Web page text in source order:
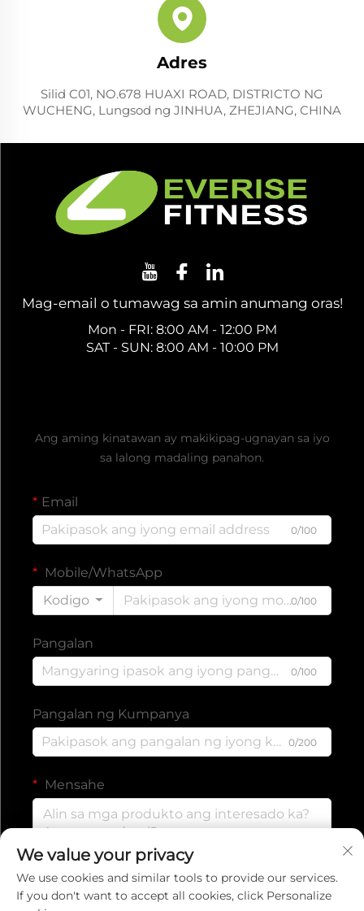
Adres
Silid C01, NO.678 HUAXI ROAD, DISTRICTO NG
WUCHENG, Lungsod ng JINHUA, ZHEJIANG, CHINA
Mag-email o tumawag sa amin anumang oras!
Mon - FRI: 8:00 AM - 12:00 PM
SAT - SUN: 8:00 AM - 10:00 PM
Ang aming kinatawan ay makikipag-ugnayan sa iyo
sa lalong madaling panahon.
Email
0/100
Mobile/WhatsApp
Kodigo
0/100
Pangalan
0/100
Pangalan ng Kumpanya
0/200
Mensahe
We value your privacy
We use cookies and similar tools to provide our services.
If you don't want to accept all cookies, click Personalize